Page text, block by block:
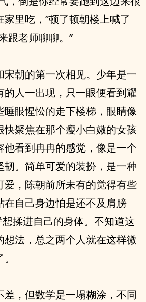
里吃，”顿了顿朝楼上喊了
跟老师聊聊。”
宋朝的第一次相见。少年是一
的人一出现，只一眼便看到耀
睡眼惺忪的走下楼梯，眼睛像
快聚焦在那个瘦小白嫩的女孩
他看到冉冉的感觉，像是一个
韧。简单可爱的装扮，是一种
爱，陈朝前所未有的觉得有些
在自己身边怕是还不及肩膀
揉进自己的身体。不知道这
想法，总之两个人就在这样微
差，但数学是一塌糊涂，不同